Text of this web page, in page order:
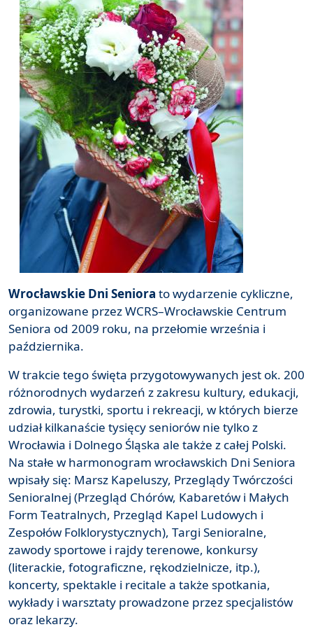
Wrocławskie Dni Seniora to wydarzenie cykliczne,
organizowane przez WCRS–Wrocławskie Centrum
Seniora od 2009 roku, na przełomie września i
października.
W trakcie tego święta przygotowywanych jest ok. 200
różnorodnych wydarzeń z zakresu kultury, edukacji,
zdrowia, turystki, sportu i rekreacji, w których bierze
udział kilkanaście tysięcy seniorów nie tylko z
Wrocławia i Dolnego Śląska ale także z całej Polski.
Na stałe w harmonogram wrocławskich Dni Seniora
wpisały się: Marsz Kapeluszy, Przeglądy Twórczości
Senioralnej (Przegląd Chórów, Kabaretów i Małych
Form Teatralnych, Przegląd Kapel Ludowych i
Zespołów Folklorystycznych), Targi Senioralne,
zawody sportowe i rajdy terenowe, konkursy
(literackie, fotograficzne, rękodzielnicze, itp.),
koncerty, spektakle i recitale a także spotkania,
wykłady i warsztaty prowadzone przez specjalistów
oraz lekarzy.